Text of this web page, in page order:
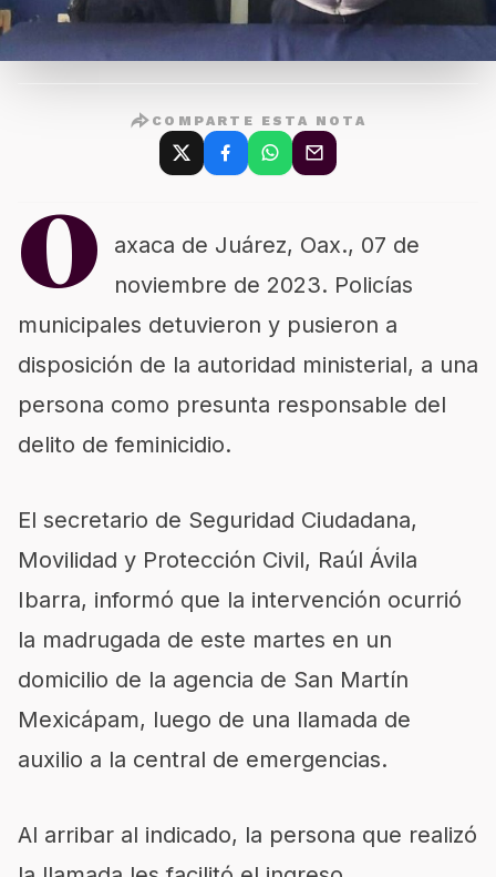
COMPARTE ESTA NOTA
O
axaca de Juárez, Oax., 07 de
noviembre de 2023. Policías
municipales detuvieron y pusieron a
disposición de la autoridad ministerial, a una
persona como presunta responsable del
delito de feminicidio.
El secretario de Seguridad Ciudadana,
Movilidad y Protección Civil, Raúl Ávila
Ibarra, informó que la intervención ocurrió
la madrugada de este martes en un
domicilio de la agencia de San Martín
Mexicápam, luego de una llamada de
auxilio a la central de emergencias.
Al arribar al indicado, la persona que realizó